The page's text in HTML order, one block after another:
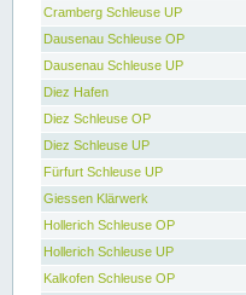
Cramberg Schleuse UP
Dausenau Schleuse OP
Dausenau Schleuse UP
Diez Hafen
Diez Schleuse OP
Diez Schleuse UP
Fürfurt Schleuse UP
Giessen Klärwerk
Hollerich Schleuse OP
Hollerich Schleuse UP
Kalkofen Schleuse OP